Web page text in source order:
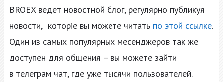
BROEX ведет новостной блог, регулярно публикуя
новости, которіе вы можете читать по этой ссылке.
Один из самых популярных месенджеров так же
доступен для общения – вы можете зайти
в телеграм чат, где уже тысячи пользователей.